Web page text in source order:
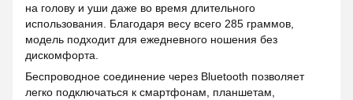
на голову и уши даже во время длительного
использования. Благодаря весу всего 285 граммов,
модель подходит для ежедневного ношения без
дискомфорта.
Беспроводное соединение через Bluetooth позволяет
легко подключаться к смартфонам, планшетам,